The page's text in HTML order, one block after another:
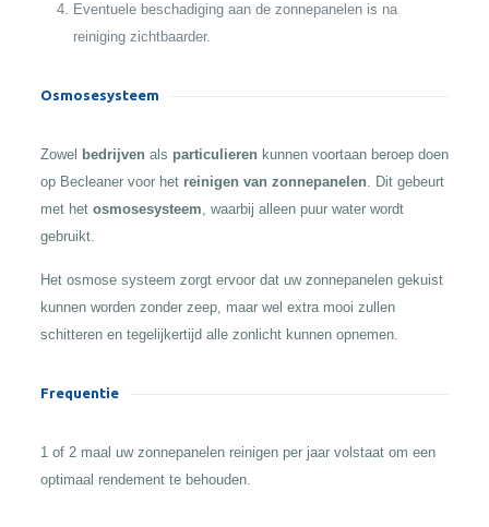
Eventuele beschadiging aan de zonnepanelen is na
reiniging zichtbaarder.
Osmosesysteem
Zowel bedrijven als particulieren kunnen voortaan beroep doen
op Becleaner voor het reinigen van zonnepanelen. Dit gebeurt
met het osmosesysteem, waarbij alleen puur water wordt
gebruikt.
Het osmose systeem zorgt ervoor dat uw zonnepanelen gekuist
kunnen worden zonder zeep, maar wel extra mooi zullen
schitteren en tegelijkertijd alle zonlicht kunnen opnemen.
Frequentie
1 of 2 maal uw zonnepanelen reinigen per jaar volstaat om een
optimaal rendement te behouden.